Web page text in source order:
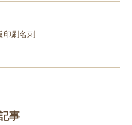
刷名刺
事